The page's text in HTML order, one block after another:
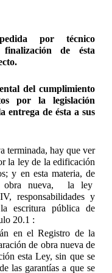
por técnico
de ésta
del cumplimiento
por la legislación
entrega de ésta a sus
terminada, hay que ver
la ley de la edificación
y en esta materia, de
obra nueva, la ley
responsabilidades y
escritura pública de
20.1 :
en el Registro de la
de obra nueva de
esta Ley, sin que se
las garantías a que se